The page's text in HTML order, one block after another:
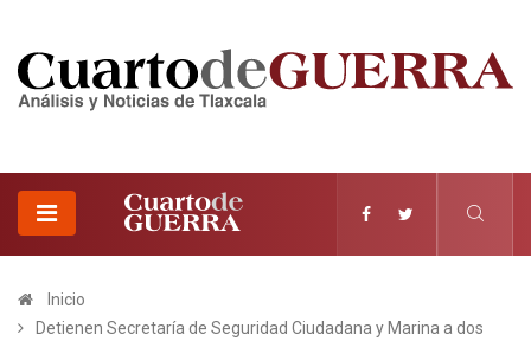
Inicio
Detienen Secretaría de Seguridad Ciudadana y Marina a dos